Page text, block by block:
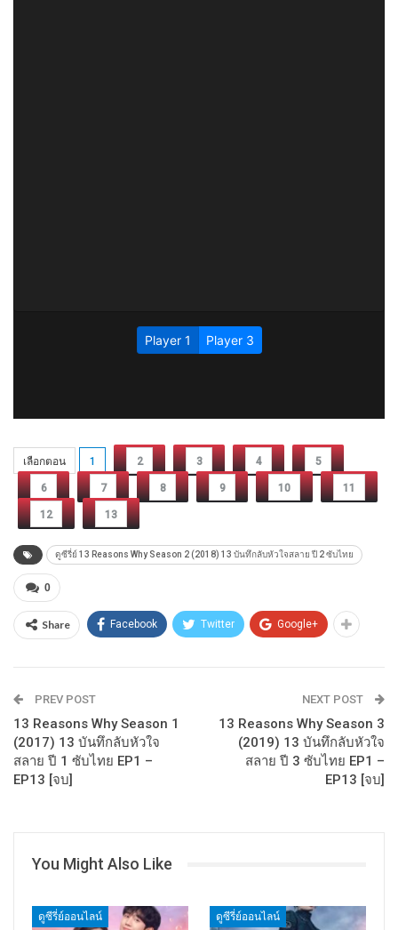
เลือกตอน 1 2 3 4 5
6 7 8 9 10 11
12 13
ดูซีรี่ย์ 13 Reasons Why Season 2 (2018) 13 บันทึกลับหัวใจสลาย ปี 2 ซับไทย
0
Share Facebook Twitter Google+
PREV POST
13 Reasons Why Season 1
(2017) 13 บันทึกลับหัวใจ
สลาย ปี 1 ซับไทย EP1 –
EP13 [จบ]
NEXT POST
13 Reasons Why Season 3
(2019) 13 บันทึกลับหัวใจ
สลาย ปี 3 ซับไทย EP1 –
EP13 [จบ]
You Might Also Like
ดูซีรี่ย์ออนไลน์ ดูซีรี่ย์ออนไลน์